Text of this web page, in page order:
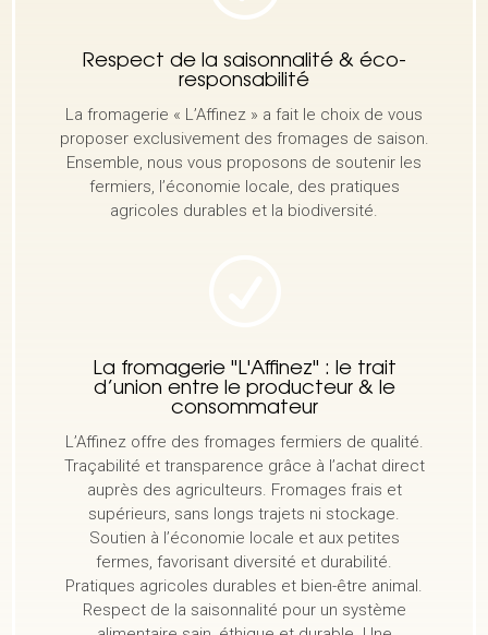
Respect de la saisonnalité & éco-
responsabilité
La fromagerie « L’Affinez » a fait le choix de vous
proposer exclusivement des fromages de saison.
Ensemble, nous vous proposons de soutenir les
fermiers, l’économie locale, des pratiques
agricoles durables et la biodiversité.
La fromagerie "L'Affinez" : le trait
d’union entre le producteur & le
consommateur
L’Affinez offre des fromages fermiers de qualité.
Traçabilité et transparence grâce à l’achat direct
auprès des agriculteurs. Fromages frais et
supérieurs, sans longs trajets ni stockage.
Soutien à l’économie locale et aux petites
fermes, favorisant diversité et durabilité.
Pratiques agricoles durables et bien-être animal.
Respect de la saisonnalité pour un système